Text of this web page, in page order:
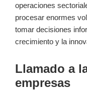
operaciones
procesar enormes
tomar decisiones
crecimiento y la
Llamado a
empresas